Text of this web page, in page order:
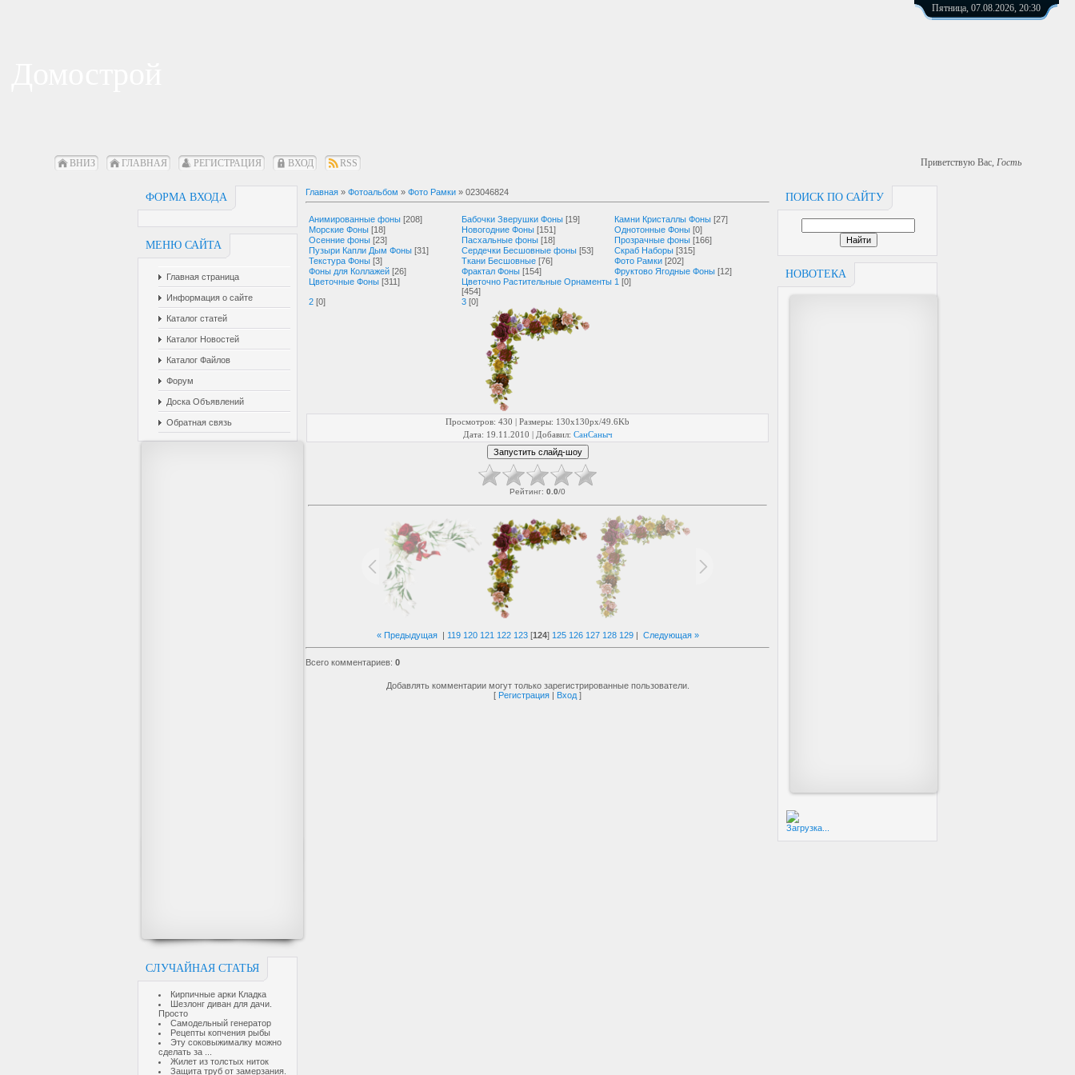
Пятница, 07.08.2026, 20:30
ВНИЗ ГЛАВНАЯ РЕГИСТРАЦИЯ ВХОД RSS Приветствую Вас, Гость
ФОРМА ВХОДА
МЕНЮ САЙТА
Главная страница
Информация о сайте
Каталог статей
Каталог Новостей
Каталог Файлов
Форум
Доска Объявлений
Обратная связь
СЛУЧАЙНАЯ СТАТЬЯ
Кирпичные арки Кладка
Шезлонг диван для дачи.
Просто
Самодельный генератор
Рецепты копчения рыбы
Эту соковыжималку можно
сделать за ...
Жилет из толстых ниток
Защита труб от замерзания.
ПОИСК ПО САЙТУ
НОВОТЕКА
Загрузка...
Главная » Фотоальбом » Фото Рамки » 023046824
Анимированные фоны [208] Бабочки Зверушки Фоны [19] Камни Кристаллы Фоны [27]
Морские Фоны [18] Новогодние Фоны [151] Однотонные Фоны [0]
Осенние фоны [23] Пасхальные фоны [18] Прозрачные фоны [166]
Пузыри Капли Дым Фоны [31] Сердечки Бесшовные фоны [53] Скраб Наборы [315]
Текстура Фоны [3] Ткани Бесшовные [76] Фото Рамки [202]
Фоны для Коллажей [26] Фрактал Фоны [154] Фруктово Ягодные Фоны [12]
Цветочные Фоны [311]
Цветочно Растительные Орнаменты
[454]
1 [0]
2 [0] 3 [0]
Просмотров: 430 | Размеры: 130x130px/49.6Kb
Дата: 19.11.2010 | Добавил: СанСаныч
Рейтинг: 0.0/0
« Предыдущая| 119 120 121 122 123[124] 125 126 127 128 129| Следующая »
Всего комментариев: 0
Добавлять комментарии могут только зарегистрированные пользователи.
[ Регистрация | Вход ]